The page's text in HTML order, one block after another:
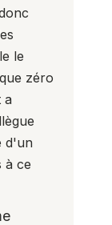
le
zéro
a
d'un
à ce